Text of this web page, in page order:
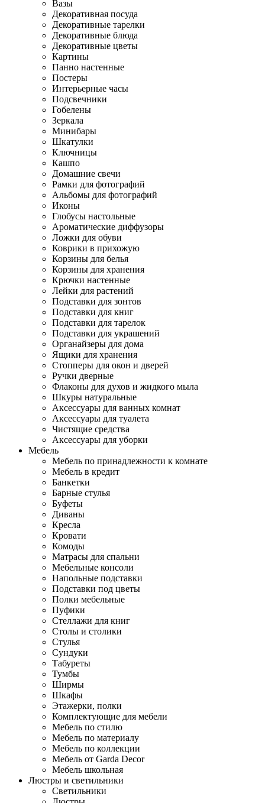
Вазы
Декоративная посуда
Декоративные тарелки
Декоративные блюда
Декоративные цветы
Картины
Панно настенные
Постеры
Интерьерные часы
Подсвечники
Гобелены
Зеркала
Минибары
Шкатулки
Ключницы
Кашпо
Домашние свечи
Рамки для фотографий
Альбомы для фотографий
Иконы
Глобусы настольные
Ароматические диффузоры
Ложки для обуви
Коврики в прихожую
Корзины для белья
Корзины для хранения
Крючки настенные
Лейки для растений
Подставки для зонтов
Подставки для книг
Подставки для тарелок
Подставки для украшений
Органайзеры для дома
Ящики для хранения
Стопперы для окон и дверей
Ручки дверные
Флаконы для духов и жидкого мыла
Шкуры натуральные
Аксессуары для ванных комнат
Аксессуары для туалета
Чистящие средства
Аксессуары для уборки
Мебель
Мебель по принадлежности к комнате
Мебель в кредит
Банкетки
Барные стулья
Буфеты
Диваны
Кресла
Кровати
Комоды
Матрасы для спальни
Мебельные консоли
Напольные подставки
Подставки под цветы
Полки мебельные
Пуфики
Стеллажи для книг
Столы и столики
Стулья
Сундуки
Табуреты
Тумбы
Ширмы
Шкафы
Этажерки, полки
Комплектующие для мебели
Мебель по стилю
Мебель по материалу
Мебель по коллекции
Мебель от Garda Decor
Мебель школьная
Люстры и светильники
Светильники